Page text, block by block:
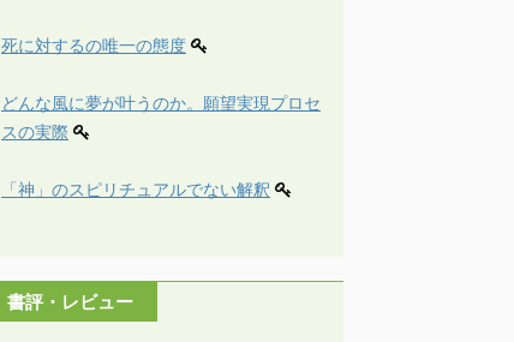
死に対するの唯一の態度
どんな風に夢が叶うのか。願望実現プロセ
スの実際
「神」のスピリチュアルでない解釈
書評・レビュー